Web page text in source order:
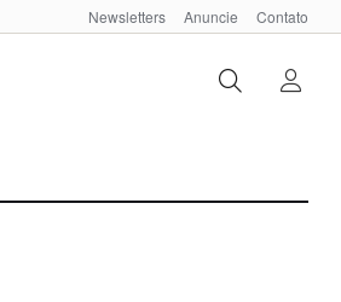
Newsletters Anuncie Contato